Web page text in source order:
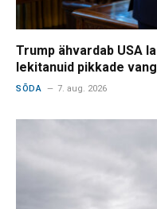
Trump ähvardab USA
lekitanuid pikkade
SÕDA 7. aug. 2026